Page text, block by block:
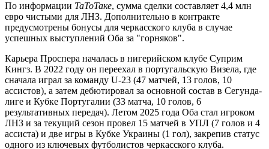
По информации ТаТоТаке, сумма сделки составляет 4,4 млн
евро чистыми для ЛНЗ. Дополнительно в контракте
предусмотрены бонусы для черкасского клуба в случае
успешных выступлений Оба за "горняков".
Карьера Проспера началась в нигерийском клубе Суприм
Кингз. В 2022 году он переехал в португальскую Визела, где
сначала играл за команду U-23 (47 матчей, 13 голов, 10
ассистов), а затем дебютировал за основной состав в Сегунда-
лиге и Кубке Португалии (33 матча, 10 голов, 6
результативных передач). Летом 2025 года Оба стал игроком
ЛНЗ и за текущий сезон провел 15 матчей в УПЛ (7 голов и 4
ассиста) и две игры в Кубке Украины (1 гол), закрепив статус
одного из ключевых футболистов черкасского клуба.